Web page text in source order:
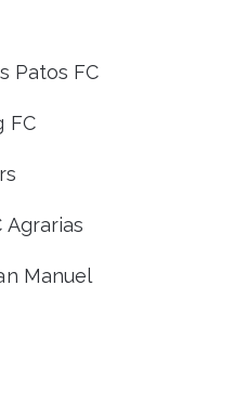
Patos FC
FC
Agrarias
Manuel